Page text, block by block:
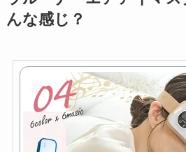
んな感じ？